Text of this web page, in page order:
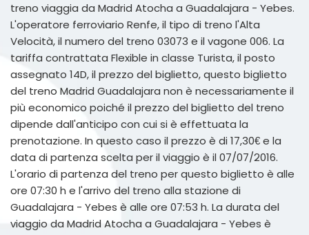
treno viaggia da Madrid Atocha a Guadalajara - Yebes.
L'operatore ferroviario Renfe, il tipo di treno l'Alta
Velocità, il numero del treno 03073 e il vagone 006. La
tariffa contrattata Flexible in classe Turista, il posto
assegnato 14D, il prezzo del biglietto, questo biglietto
del treno Madrid Guadalajara non è necessariamente il
più economico poiché il prezzo del biglietto del treno
dipende dall'anticipo con cui si è effettuata la
prenotazione. In questo caso il prezzo è di 17,30€ e la
data di partenza scelta per il viaggio è il 07/07/2016.
L'orario di partenza del treno per questo biglietto è alle
ore 07:30 h e l'arrivo del treno alla stazione di
Guadalajara - Yebes è alle ore 07:53 h. La durata del
viaggio da Madrid Atocha a Guadalajara - Yebes è